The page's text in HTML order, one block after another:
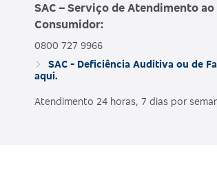
SAC – Serviço de Atendimento ao
Consumidor:
0800 727 9966
SAC - Deficiência Auditiva ou de
aqui.
Atendimento 24 horas, 7 dias por